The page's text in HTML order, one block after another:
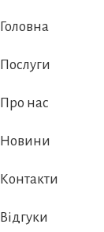
Головна
Послуги
Про нас
Новини
Контакти
Відгуки